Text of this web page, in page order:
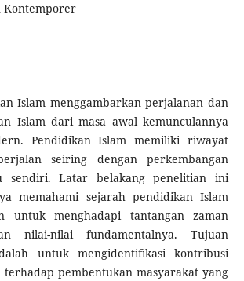
Kontemporer
Islam menggambarkan perjalanan dan
Islam dari masa awal kemunculannya
Pendidikan Islam memiliki riwayat
seiring dengan perkembangan
sendiri. Latar belakang penelitian ini
memahami sejarah pendidikan Islam
untuk menghadapi tantangan zaman
nilai-nilai fundamentalnya. Tujuan
untuk mengidentifikasi kontribusi
pembentukan masyarakat yang